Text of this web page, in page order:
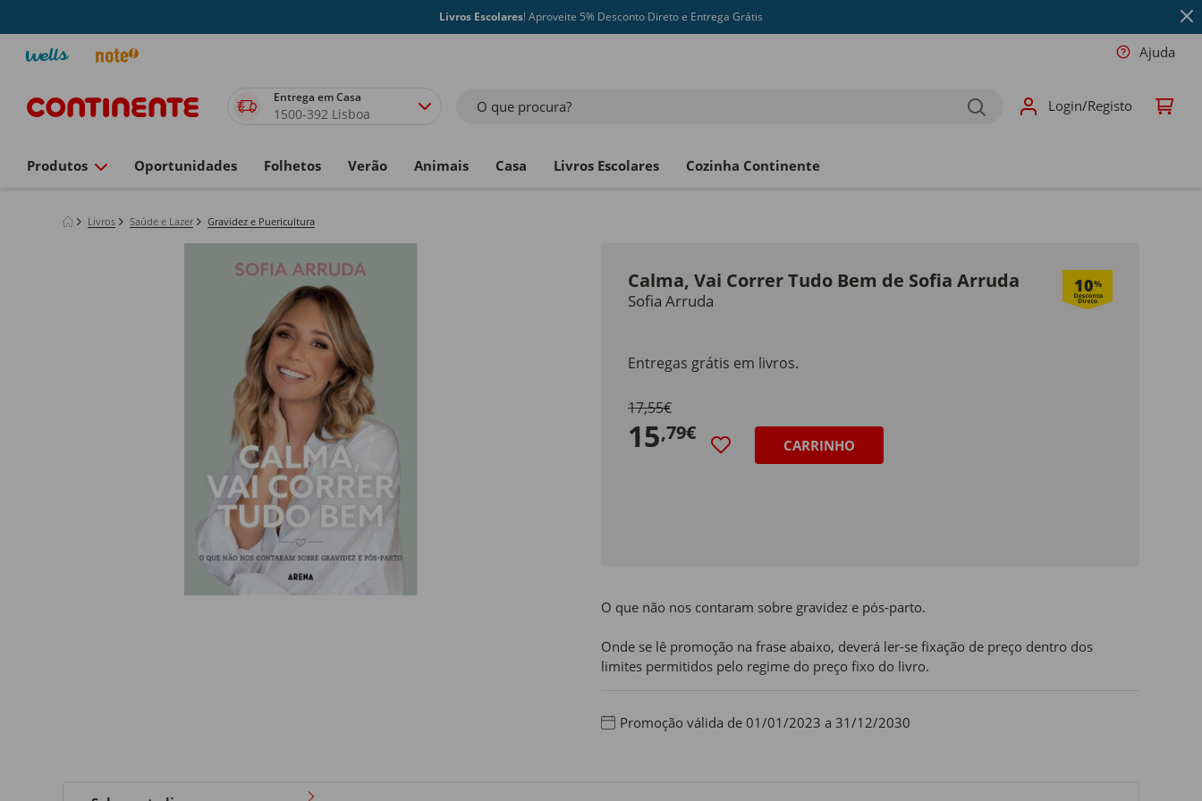
Livros Escolares! Aproveite 5% Desconto Direto e Entrega Grátis
Ajuda
Entrega em Casa
1500-392 Lisboa O que procura? Login/Registo
Produtos Oportunidades Folhetos Verão Animais Casa Livros Escolares Cozinha Continente
Livros Saúde e Lazer Gravidez e Puericultura
Calma, Vai Correr Tudo Bem de Sofia Arruda 10%
Sofia Arruda
Entregas grátis em livros.
17,55€
15,79€
CARRINHO
O que não nos contaram sobre gravidez e pós-parto.
Onde se lê promoção na frase abaixo, deverá ler-se fixação de preço dentro dos
limites permitidos pelo regime do preço fixo do livro.
Promoção válida de 01/01/2023 a 31/12/2030